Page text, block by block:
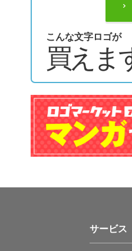
こんな文字ロゴが
買えま
サービス